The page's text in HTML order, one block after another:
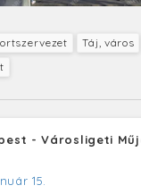
Táj, város
- Városligeti
15.